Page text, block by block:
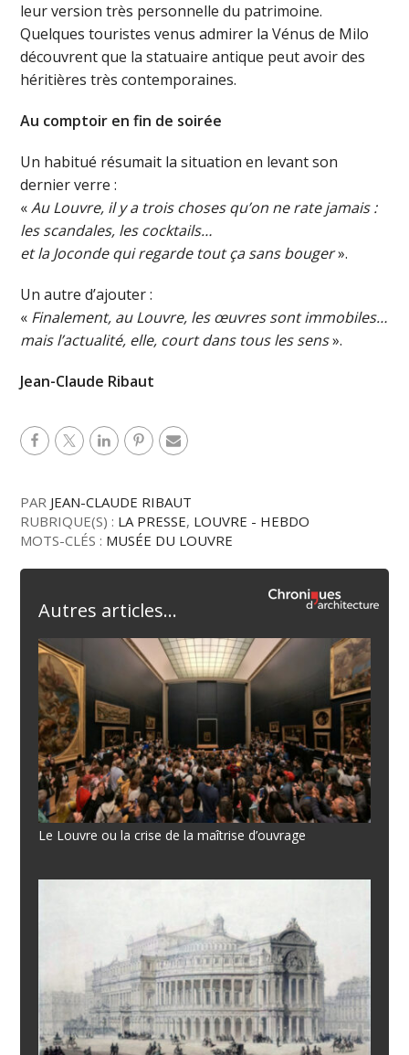
leur version très personnelle du patrimoine.
Quelques touristes venus admirer la Vénus de Milo
découvrent que la statuaire antique peut avoir des
héritières très contemporaines.
Au comptoir en fin de soirée
Un habitué résumait la situation en levant son
dernier verre :
«Au Louvre, il y a trois choses qu’on ne rate jamais :
les scandales, les cocktails…
et la Joconde qui regarde tout ça sans bouger».
Un autre d’ajouter :
« Finalement, au Louvre, les œuvres sont immobiles…
mais l’actualité, elle, court dans tous les sens».
Jean-Claude Ribaut
PAR JEAN-CLAUDE RIBAUT
RUBRIQUE(S) : LA PRESSE, LOUVRE - HEBDO
MOTS-CLÉS : MUSÉE DU LOUVRE
Autres articles...
Le Louvre ou la crise de la maîtrise d’ouvrage